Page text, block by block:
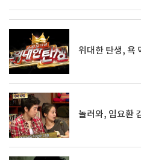
위대한 탄생, 욕
놀러와, 임요환